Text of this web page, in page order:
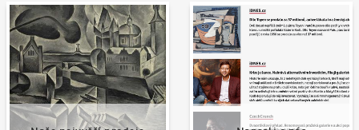
Naše nejvyšší prodeje Napsali o nás